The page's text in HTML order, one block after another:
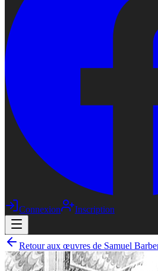
Connexion Inscription
Retour aux œuvres de Samuel